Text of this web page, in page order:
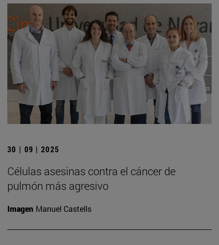
30 | 09 | 2025
Células asesinas contra el cáncer de
pulmón más agresivo
Imagen Manuel Castells